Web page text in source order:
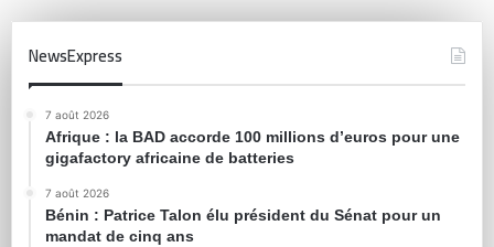
NewsExpress
7 août 2026
Afrique : la BAD accorde 100 millions d’euros pour une
gigafactory africaine de batteries
7 août 2026
Bénin : Patrice Talon élu président du Sénat pour un
mandat de cinq ans